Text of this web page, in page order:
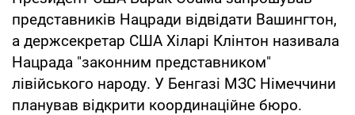
представників Нацради відвідати Вашингтон,
а держсекретар США Хіларі Клінтон називала
Нацрада "законним представником"
лівійського народу. У Бенгазі МЗС Німеччини
планував відкрити координаційне бюро.